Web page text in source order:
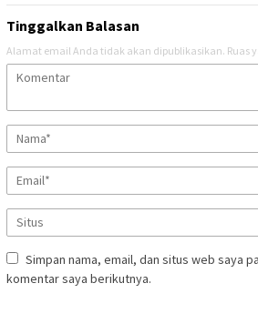
Tinggalkan Balasan
Alamat email Anda tidak akan dipublikasikan. Ruas
Simpan nama, email, dan situs web saya
komentar saya berikutnya.